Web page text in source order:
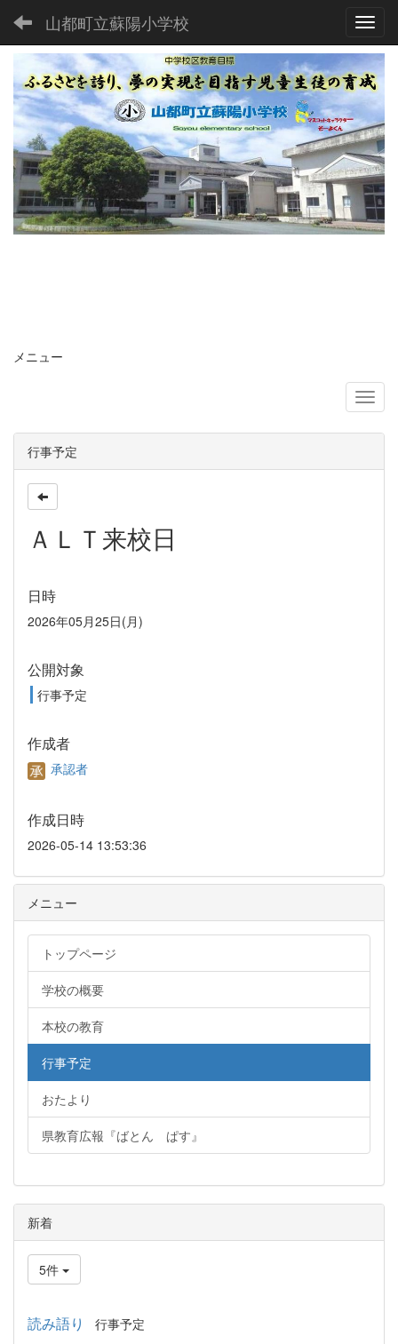
山都町立蘇陽小学校
メニュー
行事予定
ＡＬＴ来校日
日時
2026年05月25日(月)
公開対象
行事予定
作成者
承認者
作成日時
2026-05-14 13:53:36
メニュー
トップページ
学校の概要
本校の教育
行事予定
おたより
県教育広報『ばとん ぱす』
新着
5件
読み語り 行事予定